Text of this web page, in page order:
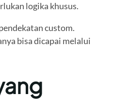
logika khusus.
custom.
bisa dicapai melalui